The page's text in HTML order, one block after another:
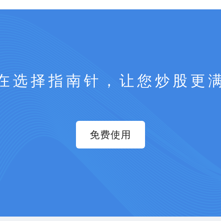
选择指南针，让您炒股更
免费使用